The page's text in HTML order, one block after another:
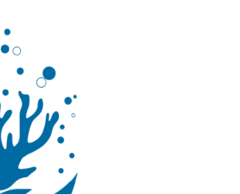
aqui
pesquisa para encontrar outros produtos.